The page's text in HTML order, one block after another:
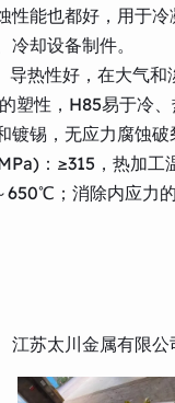
性能也都好，用于
冷却设备制件。
导热性好，在大气和
塑性，H85易于冷
镀锡，无应力腐蚀破
：≥315，热加
650℃；消除内应力
江苏太川金属有限公